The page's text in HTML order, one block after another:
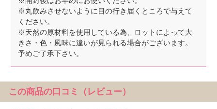
※丸飲みさせないように目の行き届くところで与えて
ください。
※天然の原材料を使用している為、ロットによって大
きさ・色・風味に違いが見られる場合がございます。
予めご了承下さい。
この商品の口コミ（レビュー）